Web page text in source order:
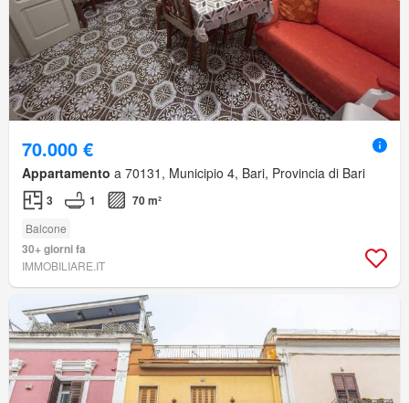
70.000 €
Appartamento a 70131, Municipio 4, Bari, Provincia di Bari
3 1 70 m²
Balcone
30+ giorni fa
IMMOBILIARE.IT